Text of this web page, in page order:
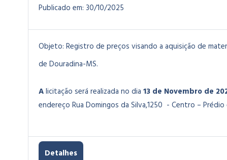
Publicado em: 30/10/2025
Objeto: Registro de preços visando a aquisição de
de Douradina-MS.
Alicitação será realizada no dia 13 de Novembrode
endereço Rua Domingos da Silva,1250 - Centro –
Detalhes